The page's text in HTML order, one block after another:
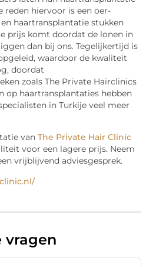
reden hiervoor is een oer-
haartransplantatie stukken
prijs komt doordat de lonen in
dan bij ons. Tegelijkertijd is
waardoor de kwaliteit
doordat
zoals The Private Hairclinics
op haartransplantaties hebben
in Turkije veel meer
van The Private Hair Clinic
voor een lagere prijs. Neem
vrijblijvend adviesgesprek.
vragen